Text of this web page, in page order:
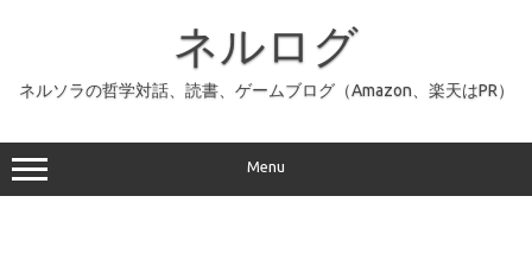
ッ
プ
ネルログ
ネルソラの哲学対話、読書、ゲームブログ（Amazon、楽天はPR）
Menu